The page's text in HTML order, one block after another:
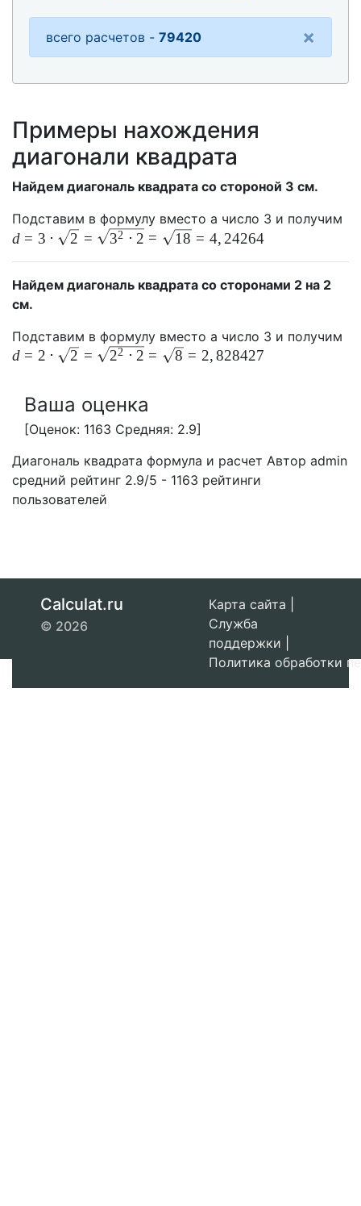
всего расчетов - 79420 ×
Примеры нахождения
диагонали квадрата
Найдем диагональ квадрата со стороной 3 см.
Подставим в формулу вместо a число 3 и получим
d = 3 ⋅ 2 = 32 ⋅ 2 = 18 = 4, 24264
Найдем диагональ квадрата со сторонами 2 на 2
см.
Подставим в формулу вместо a число 3 и получим
=
d = 2 ⋅ 2 = 22 ⋅ 2 = 8 = 2,828427
Ваша оценка
[Оценок: 1163 Средняя: 2.9]
Диагональ квадрата формула и расчет Автор admin
средний рейтинг 2.9/5 - 1163 рейтинги
пользователей
Calculat.ru
© 2026
Карта сайта
Служба
поддержки
Политика обработки